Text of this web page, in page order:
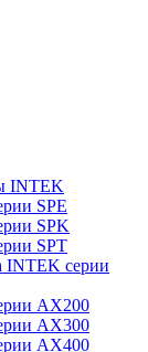
INTEK
SPE
SPK
SPT
INTEK серии
AX200
AX300
AX400